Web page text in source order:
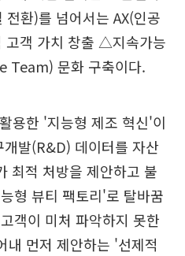
환)를 넘어서는 AX(인공
객 가치 창출 △지속가능
Team) 문화 구축이다.
용한 '지능형 제조 혁신'이
개발(R&D) 데이터를 자산
최적 처방을 제안하고 불
형 뷰티 팩토리'로 탈바꿈
객이 미처 파악하지 못한
내 먼저 제안하는 '선제적